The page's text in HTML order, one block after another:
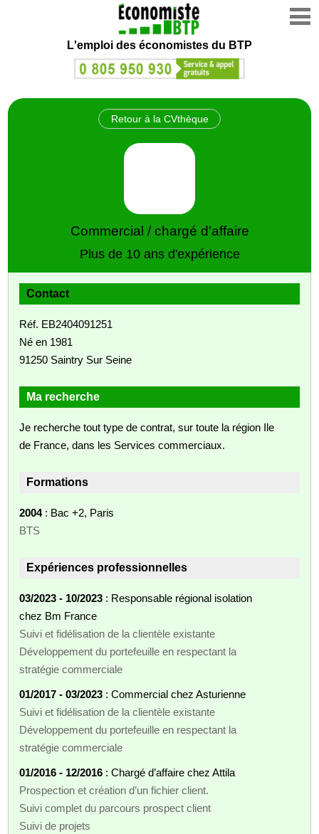
L'emploi des économistes du BTP
Retour à la CVthèque
Commercial / chargé d'affaire
Plus de 10 ans d'expérience
Contact
Réf. EB2404091251
Né en 1981
91250 Saintry Sur Seine
Ma recherche
Je recherche tout type de contrat, sur toute la région Ile
de France, dans les Services commerciaux.
Formations
2004: Bac +2, Paris
BTS
Expériences professionnelles
03/2023 - 10/2023 : Responsable régional isolation
chez Bm France
Suivi et fidélisation de la clientèle existante
Développement du portefeuille en respectant la
stratégie commerciale
01/2017 - 03/2023 : Commercial chez Asturienne
Suivi et fidélisation de la clientèle existante
Développement du portefeuille en respectant la
stratégie commerciale
01/2016 - 12/2016 : Chargé d’affaire chez Attila
Prospection et création d’un fichier client.
Suivi complet du parcours prospect client
Suivi de projets